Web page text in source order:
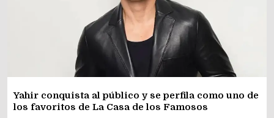
Yahir conquista al público y se perfila como uno de
los favoritos de La Casa de los Famosos